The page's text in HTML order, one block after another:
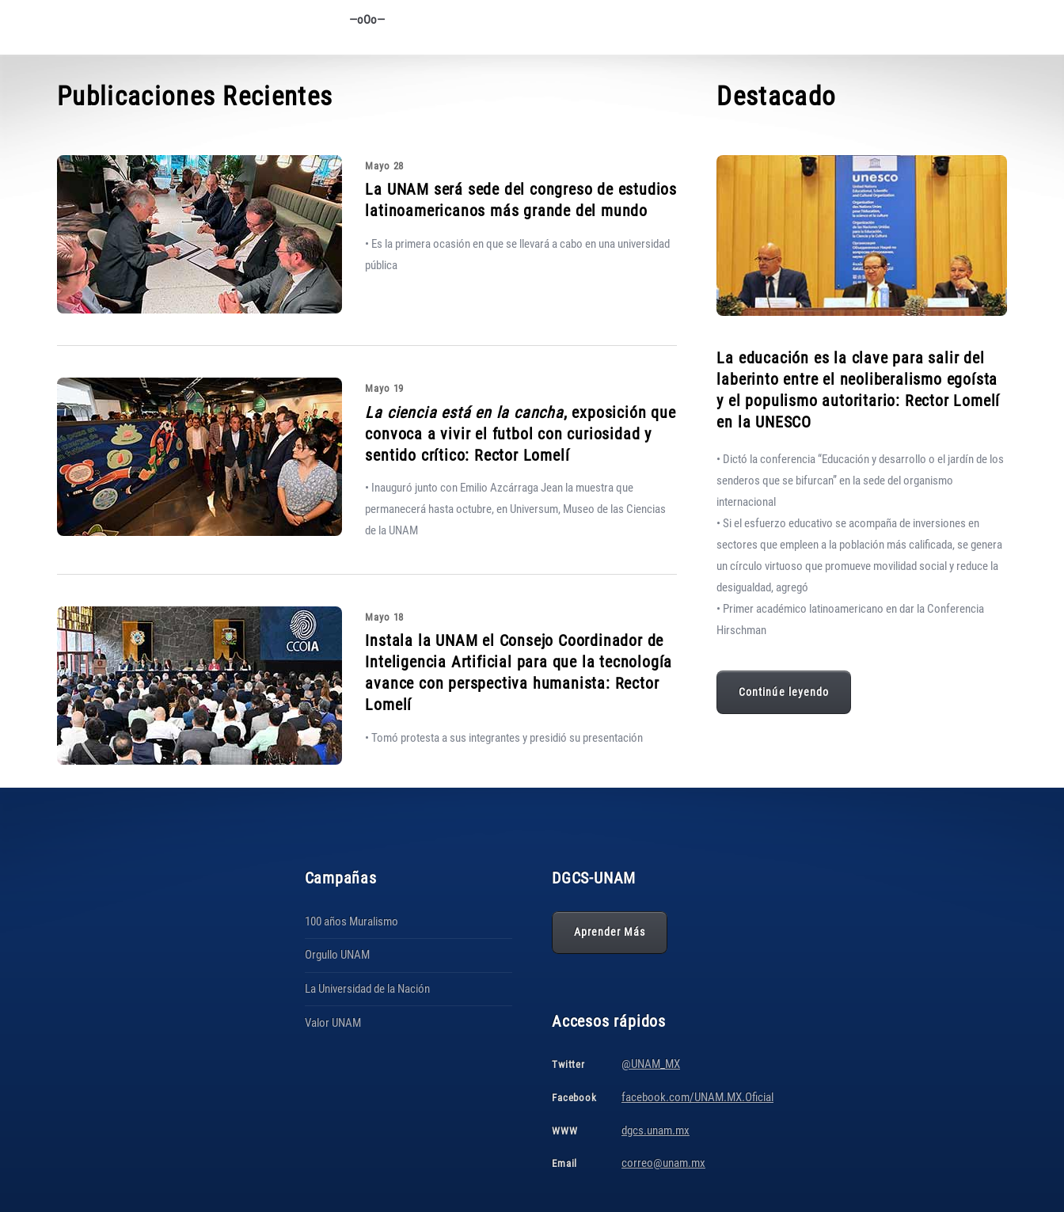
—oOo—
Publicaciones Recientes
Mayo 28
La UNAM será sede del congreso de estudios
latinoamericanos más grande del mundo
• Es la primera ocasión en que se llevará a cabo en una universidad
pública
Mayo 19
La ciencia está en la cancha, exposición que
convoca a vivir el futbol con curiosidad y
sentido crítico: Rector Lomelí
• Inauguró junto con Emilio Azcárraga Jean la muestra que
permanecerá hasta octubre, en Universum, Museo de las Ciencias
de la UNAM
Mayo 18
Instala la UNAM el Consejo Coordinador de
Inteligencia Artificial para que la tecnología
avance con perspectiva humanista: Rector
Lomelí
• Tomó protesta a sus integrantes y presidió su presentación
Destacado
La educación es la clave para salir del
laberinto entre el neoliberalismo egoísta
y el populismo autoritario: Rector Lomelí
en la UNESCO
• Dictó la conferencia “Educación y desarrollo o el jardín de los
senderos que se bifurcan” en la sede del organismo
internacional
• Si el esfuerzo educativo se acompaña de inversiones en
sectores que empleen a la población más calificada, se genera
un círculo virtuoso que promueve movilidad social y reduce la
desigualdad, agregó
• Primer académico latinoamericano en dar la Conferencia
Hirschman
Continúe leyendo
Campañas
100 años Muralismo
Orgullo UNAM
La Universidad de la Nación
Valor UNAM
DGCS-UNAM
Aprender Más
Accesos rápidos
Twitter @UNAM_MX
Facebook facebook.com/UNAM.MX.Oficial
WWW dgcs.unam.mx
Email correo@unam.mx